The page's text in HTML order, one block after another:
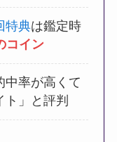
特典は鑑定時
コイン
中率が高くて
ト」と評判